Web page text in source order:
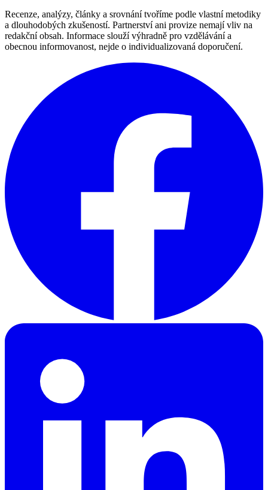
Recenze, analýzy, články a srovnání tvoříme podle vlastní metodiky
a dlouhodobých zkušeností. Partnerství ani provize nemají vliv na
redakční obsah. Informace slouží výhradně pro vzdělávání a
obecnou informovanost, nejde o individualizovaná doporučení.